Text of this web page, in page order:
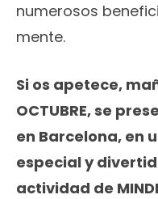
numerosos
mente.
Si os apetece,
OCTUBRE, se
en Barcelona, en
especial y
actividad de